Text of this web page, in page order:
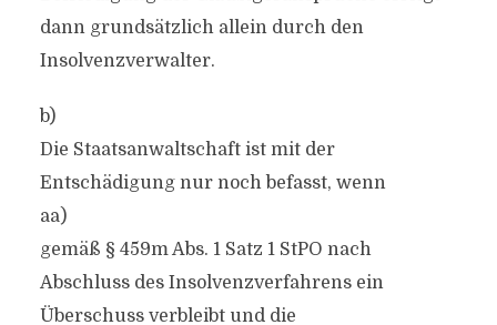
dann grundsätzlich allein durch den
Insolvenzverwalter.
b)
Die Staatsanwaltschaft ist mit der
Entschädigung nur noch befasst, wenn
aa)
gemäß § 459m Abs. 1 Satz 1 StPO nach
Abschluss des Insolvenzverfahrens ein
Überschuss verbleibt und die